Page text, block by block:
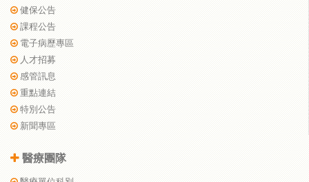
健保公告
課程公告
電子病歷專區
人才招募
感管訊息
重點連結
特別公告
新聞專區
醫療團隊